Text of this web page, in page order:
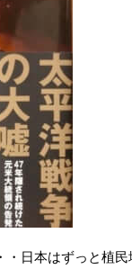
・日本はずっと植